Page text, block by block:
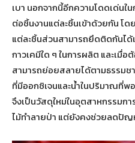
เบา นอกจากนี้อีกความโดดเด่น
ต่อชิ้นงานแต่ละชิ้นเข้าด้วยกัน โด
แต่ละชิ้นส่วนสามารถยึดติดกันได้
กาวเคมีใด ๆ ในการผลิต และเมื่
สามารถย่อยสลายได้ตามธรรมช
ที่มีออกซิเจนและน้ำในปริมาณที่พ
จึงเป็นวัสดุใหม่ในอุตสาหกรรมก
ไม้ทำลายป่า แต่ยังคงช่วยลดปัญ